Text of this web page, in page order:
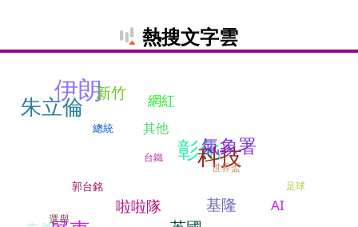
熱搜文字雲
彰化
郭台銘
AI
科技
總統 其他
網紅
基隆
足球
啦啦隊
氣象署
朱立倫
選舉
台鐵
伊朗新竹
世界盃